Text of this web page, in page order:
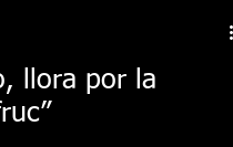
llora por la